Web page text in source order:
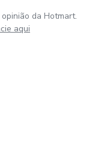
da Hotmart.
aqui